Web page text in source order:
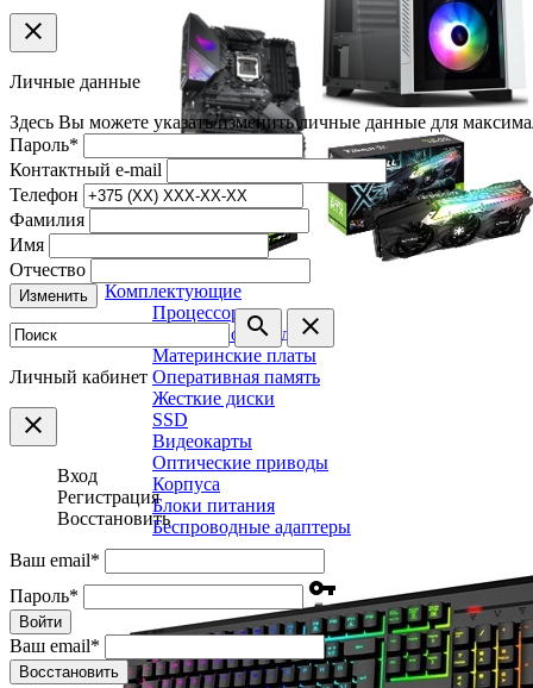
Комплектующие
Процессоры
Системы охлаждения
Материнские платы
Оперативная память
Жесткие диски
SSD
Видеокарты
Оптические приводы
Корпуса
Блоки питания
Беспроводные адаптеры
clear
Личные данные
Здесь Вы можете указать/изменить личные данные для
Пароль*
Контактный e-mail
Телефон
Фамилия
Имя
Отчество
Изменить
search clear
Личный кабинет
clear
Вход
Регистрация
Восстановить
Ваш email*
Пароль* vpn_key
Войти
Ваш email*
Воcстановить